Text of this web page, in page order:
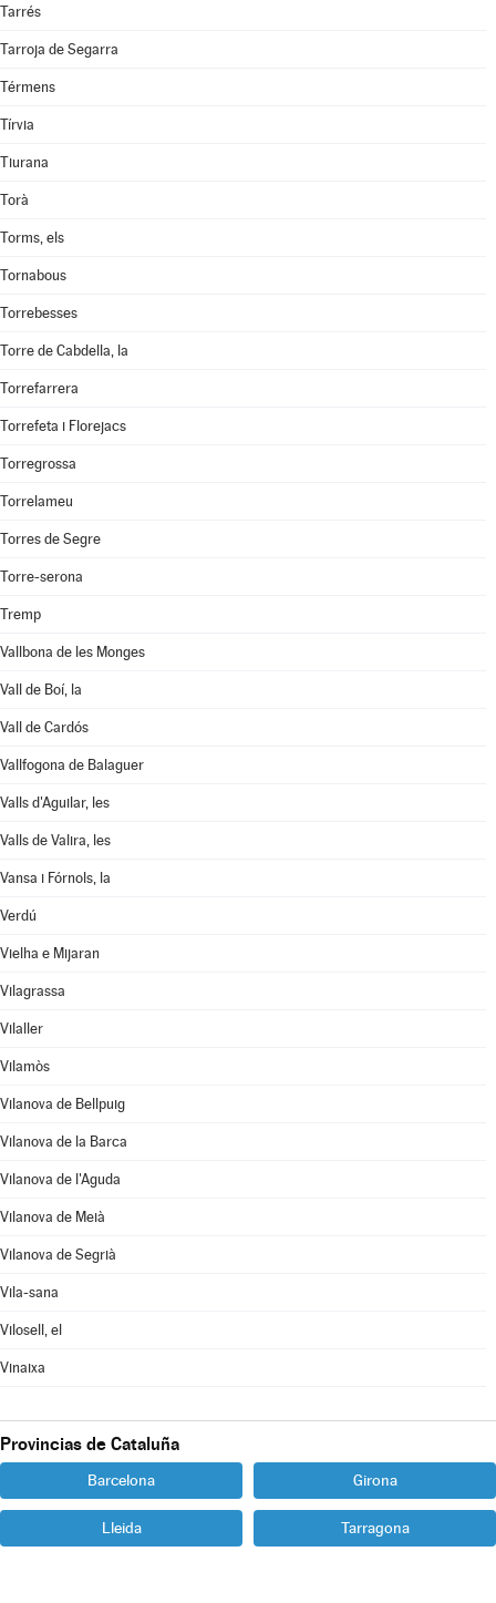
Tarrés
Tarroja de Segarra
Térmens
Tírvia
Tiurana
Torà
Torms, els
Tornabous
Torrebesses
Torre de Cabdella, la
Torrefarrera
Torrefeta i Florejacs
Torregrossa
Torrelameu
Torres de Segre
Torre-serona
Tremp
Vallbona de les Monges
Vall de Boí, la
Vall de Cardós
Vallfogona de Balaguer
Valls d'Aguilar, les
Valls de Valira, les
Vansa i Fórnols, la
Verdú
Vielha e Mijaran
Vilagrassa
Vilaller
Vilamòs
Vilanova de Bellpuig
Vilanova de la Barca
Vilanova de l'Aguda
Vilanova de Meià
Vilanova de Segrià
Vila-sana
Vilosell, el
Vinaixa
Provincias de Cataluña
Barcelona Girona
Lleida Tarragona